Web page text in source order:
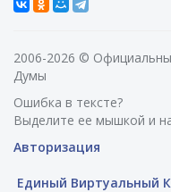
2006-2026 ©
Думы
Ошибка в тексте?
Выделите ее мышкой и
Авторизация
Единый Виртуальный